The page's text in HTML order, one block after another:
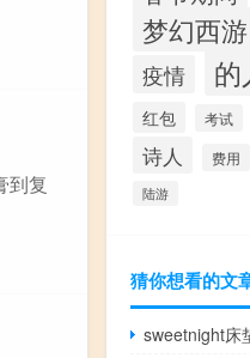
到复
梦幻西游
疫情 的
红包 考试
诗人 费用
陆游
猜你想看的文
sweetnight床